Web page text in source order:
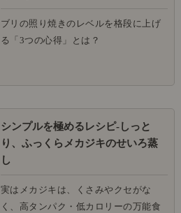
ブリの照り焼きのレベルを格段に上げ
る「3つの心得」とは？
シンプルを極めるレシピ-しっと
り、ふっくらメカジキのせいろ蒸
し
実はメカジキは、くさみやクセがな
く、高タンパク・低カロリーの万能食